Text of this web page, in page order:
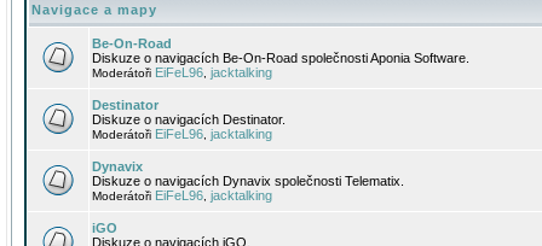
Navigace a mapy
Be-On-Road
Diskuze o navigacích Be-On-Road společnosti Aponia Software.
Moderátoři EiFeL96 jacktalking
Destinator
Diskuze o navigacích Destinator.
Moderátoři EiFeL96 jacktalking
Dynavix
Diskuze o navigacích Dynavix společnosti Telematix.
Moderátoři EiFeL96 jacktalking
iGO
Diskuze o navigacích iGO.